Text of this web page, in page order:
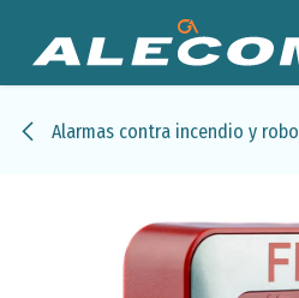
Alarmas contra incendio y robo